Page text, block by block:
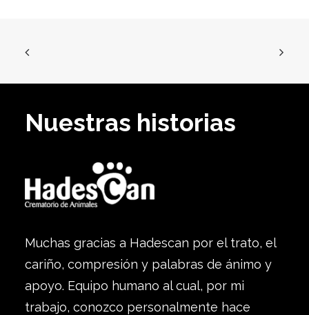
Nuestras historias
Muchas gracias a Hadescan por el trato, el
cariño, compresión y palabras de ánimo y
apoyo. Equipo humano al cual, por mi
trabajo, conozco personalmente hace